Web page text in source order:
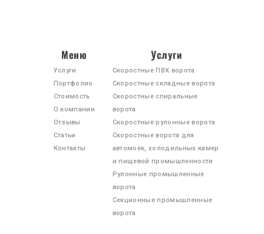
ПРОДУКЦИЯ
УСЛУГИ
ПОРТФОЛИО
Меню
Услуги
Портфолио
Стоимость
О компании
Отзывы
Статьи
Контакты
Услуги
Скоростные ПВХ ворота
Скоростные складные ворота
Скоростные спиральные
ворота
Скоростные рулонные ворота
Скоростные ворота для
автомоек, холодильных камер
и пищевой промышленности
Рулонные промышленные
ворота
Секционные промышленные
ворота